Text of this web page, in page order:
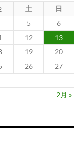
土
日
5
6
12
13
19
20
26
27
2月 »